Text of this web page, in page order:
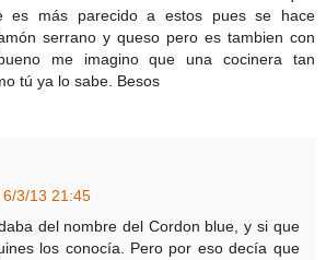
es más parecido a estos pues se hace
serrano y queso pero es tambien con
me imagino que una cocinera tan
tú ya lo sabe. Besos
6/3/13 21:45
del nombre del Cordon blue, y si que
los conocía. Pero por eso decía que